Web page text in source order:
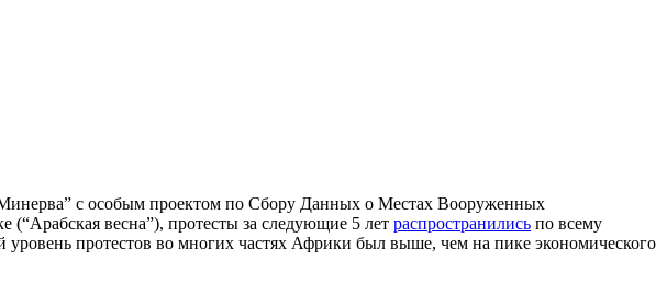
с особым проектом по Сбору Данных о Местах Вооруженных
(“Арабская весна”), протесты за следующие 5 лет распространились по всему
протестов во многих частях Африки был выше, чем на пике экономического